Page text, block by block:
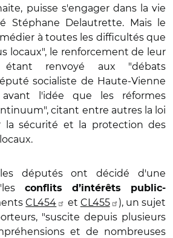
puisse s'engager dans la vie
Stéphane Delautrette. Mais le
à toutes les difficultés que
locaux", le renforcement de leur
étant renvoyé aux "débats
socialiste de Haute-Vienne
l'idée que les réformes
citant entre autres la loi
la sécurité et la protection des
députés ont décidé d'une
conflits d’intérêts public-
CL454 et CL455
), un sujet
"suscite depuis plusieurs
et de nombreuses